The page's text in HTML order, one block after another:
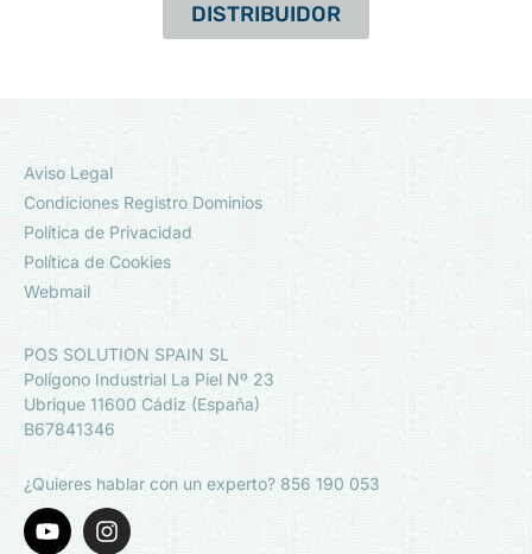
DISTRIBUIDOR
Aviso Legal
Condiciones Registro Dominios
Política de Privacidad
Política de Cookies
Webmail
POS SOLUTION SPAIN SL
Polígono Industrial La Piel Nº 23
Ubrique 11600 Cádiz (España)
B67841346
¿Quieres hablar con un experto? 856 190 053